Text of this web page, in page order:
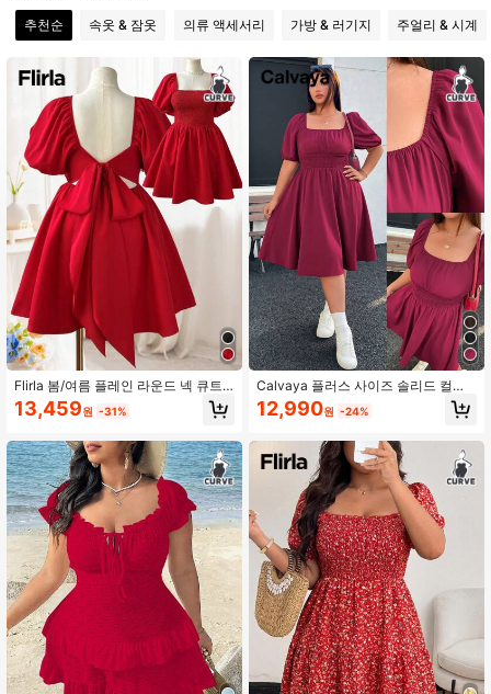
106K 팔로워
4.71 106K 팔로워
106K 팔로워
106K 팔로워
추천순 속옷 & 잠옷 의류 액세서리 가방 & 러기지 주얼리 & 시계
Flirla 봄/여름 플레인 라운드 넥 큐트
스위트 프린세스 스타일 미니멀리스
트 캠퍼스 로맨틱 휴가 해변 발렌타인
소매 플러스 사이즈 드레스
13,459원 -31%
Calvaya 플러스 사이즈 솔리드 컬러
스퀘어 네크 반팔 심플 캐주얼 A라인
드레스, 발렌타인
12,990원 -24%